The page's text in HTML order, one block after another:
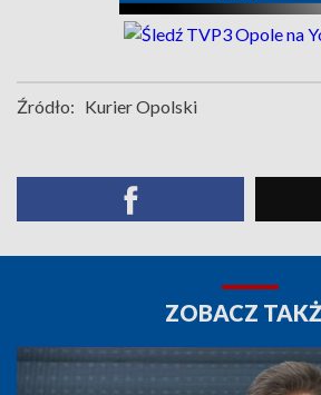
Źródło: Kurier Opolski
ZOBACZ